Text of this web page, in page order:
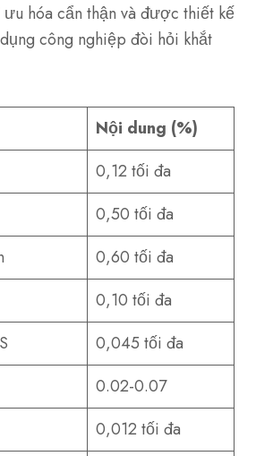
hóa cẩn thận và được thiết kế
công nghiệp đòi hỏi khắt
Nội dung (%)
0,12 tối đa
0,50 tối đa
0,60 tối đa
0,10 tối đa
0,045 tối đa
0.02-0.07
0,012 tối đa